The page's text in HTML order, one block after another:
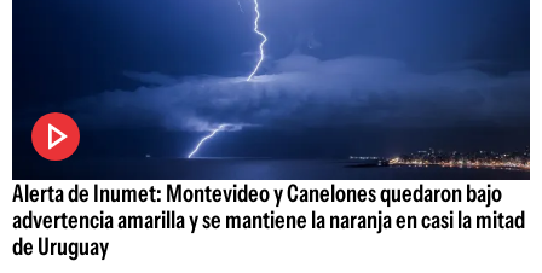
Alerta de Inumet: Montevideo y Canelones quedaron bajo
advertencia amarilla y se mantiene la naranja en casi la mitad
de Uruguay